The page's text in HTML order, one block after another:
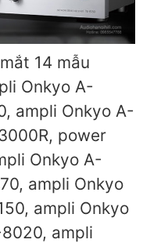
14 mẫu
Onkyo A-
ampli Onkyo A-
power
Onkyo A-
ampli Onkyo
ampli Onkyo
ampli